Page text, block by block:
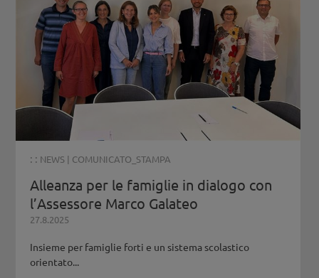
: : NEWS | COMUNICATO_STAMPA
Alleanza per le famiglie in dialogo con
l’Assessore Marco Galateo
27.8.2025
Insieme per famiglie forti e un sistema scolastico
orientato...